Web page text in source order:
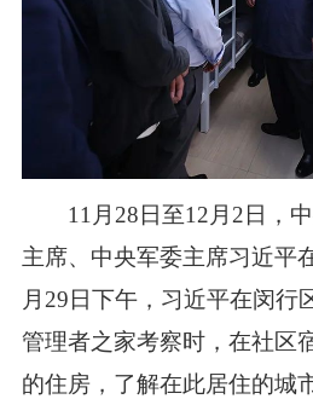
11月28日至12月2日，中
主席、中央军委主席习近平
月29日下午，习近平在闵行
管理者之家考察时，在社区
的住房，了解在此居住的城